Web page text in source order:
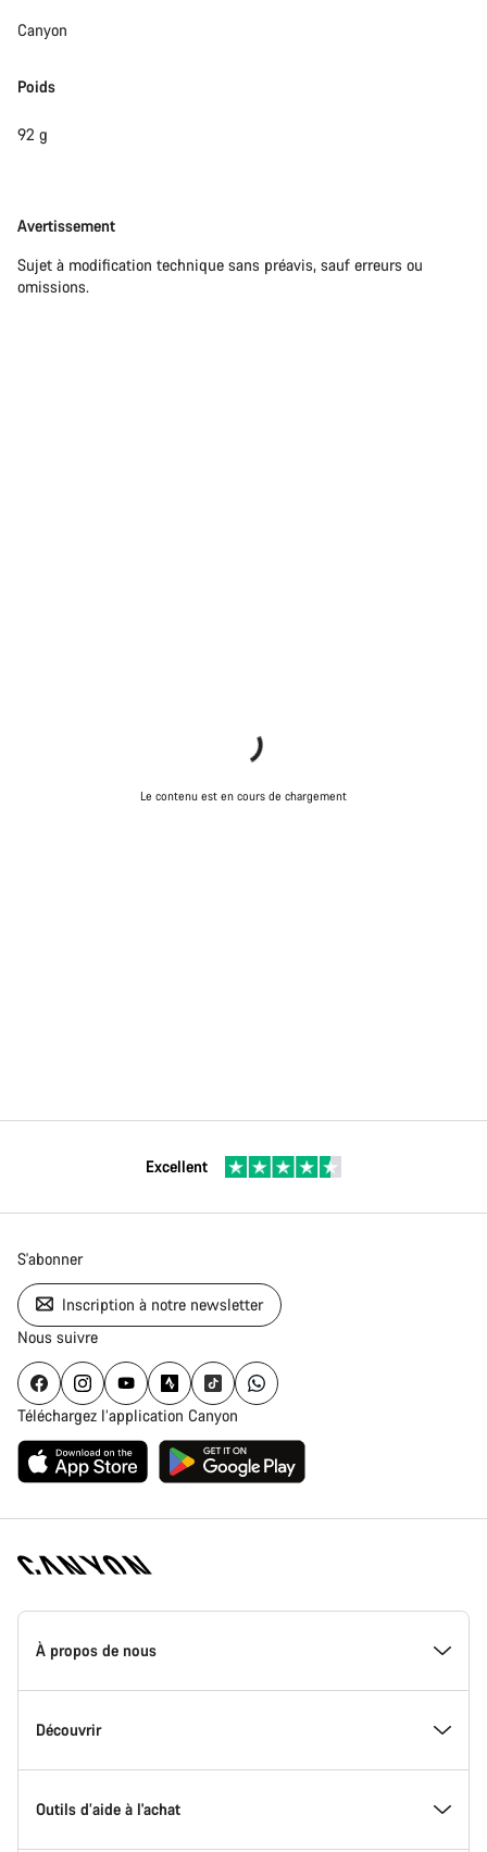
Canyon
Poids
92 g
Avertissement
Avertissement
Sujet à modification technique sans préavis, sauf erreurs ou
omissions.
Le contenu est en cours de chargement
Excellent
S'abonner
Inscription à notre newsletter
Nous suivre
Téléchargez l’application Canyon
Page
d'accueil
Canyon
-
Canyon
À propos de nous
Inside Canyon
L'innovation chez Canyon
Découvrir
Evénements
Outils d’aide à l'achat